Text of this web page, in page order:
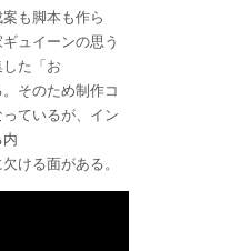
も脚本も作ら
ュイーンの思う
た「お
そのため制作コ
ているが、イン
ける面がある。